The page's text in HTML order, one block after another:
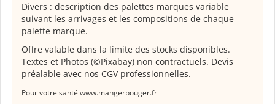
Divers : description des palettes marques variable
suivant les arrivages et les compositions de chaque
palette marque.
Offre valable dans la limite des stocks disponibles.
Textes et Photos (©Pixabay) non contractuels. Devis
préalable avec nos CGV professionnelles.
Pour votre santé www.mangerbouger.fr